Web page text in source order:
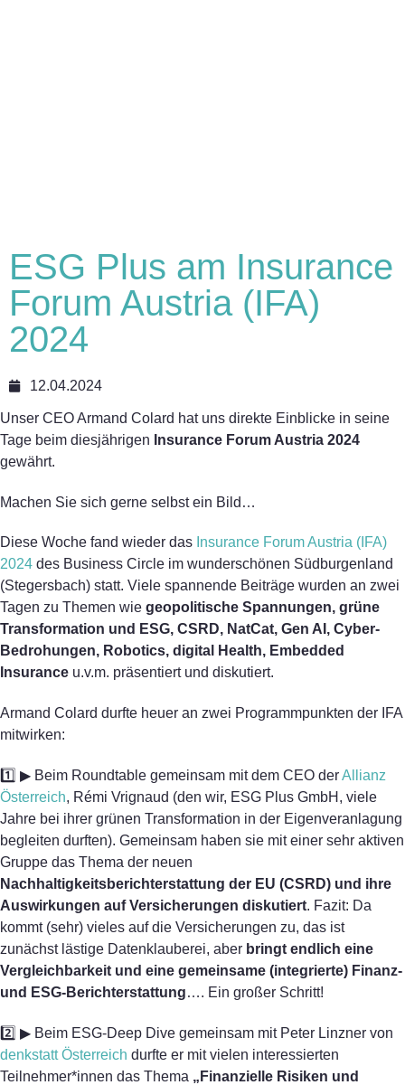
ESG Plus am Insurance
Forum Austria (IFA)
2024
12.04.2024
Unser CEO Armand Colard hat uns direkte Einblicke in seine
Tage beim diesjährigen Insurance Forum Austria 2024
gewährt.
Machen Sie sich gerne selbst ein Bild…
Diese Woche fand wieder das Insurance Forum Austria (IFA)
2024 des Business Circle im wunderschönen Südburgenland
(Stegersbach) statt. Viele spannende Beiträge wurden an zwei
Tagen zu Themen wie geopolitische Spannungen, grüne
Transformation und ESG, CSRD, NatCat, Gen AI, Cyber-
Bedrohungen, Robotics, digital Health, Embedded
Insurance u.v.m. präsentiert und diskutiert.
Armand Colard durfte heuer an zwei Programmpunkten der IFA
mitwirken:
1️⃣ ▶ Beim Roundtable gemeinsam mit dem CEO derAllianz
Österreich, Rémi Vrignaud (den wir, ESG Plus GmbH, viele
Jahre bei ihrer grünen Transformation in der Eigenveranlagung
begleiten durften). Gemeinsam haben sie mit einer sehr aktiven
Gruppe das Thema der neuen
Nachhaltigkeitsberichterstattung der EU (CSRD) und ihre
Auswirkungen auf Versicherungen diskutiert. Fazit: Da
kommt (sehr) vieles auf die Versicherungen zu, das ist
zunächst lästige Datenklauberei, aber bringt endlich eine
Vergleichbarkeit und eine gemeinsame (integrierte) Finanz-
und ESG-Berichterstattung…. Ein großer Schritt!
2️⃣ ▶ Beim ESG-Deep Dive gemeinsam mit Peter Linzner von
denkstatt Österreich durfte er mit vielen interessierten
Teilnehmer*innen das Thema „Finanzielle Risiken und